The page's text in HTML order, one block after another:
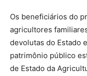
Os beneficiários do
agricultores
devolutas do Estado
patrimônio público
de Estado da